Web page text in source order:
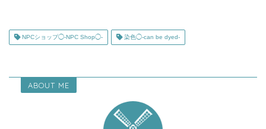
NPCショップ◯-NPC Shop◯- 染色◯-can be dyed-
ABOUT ME